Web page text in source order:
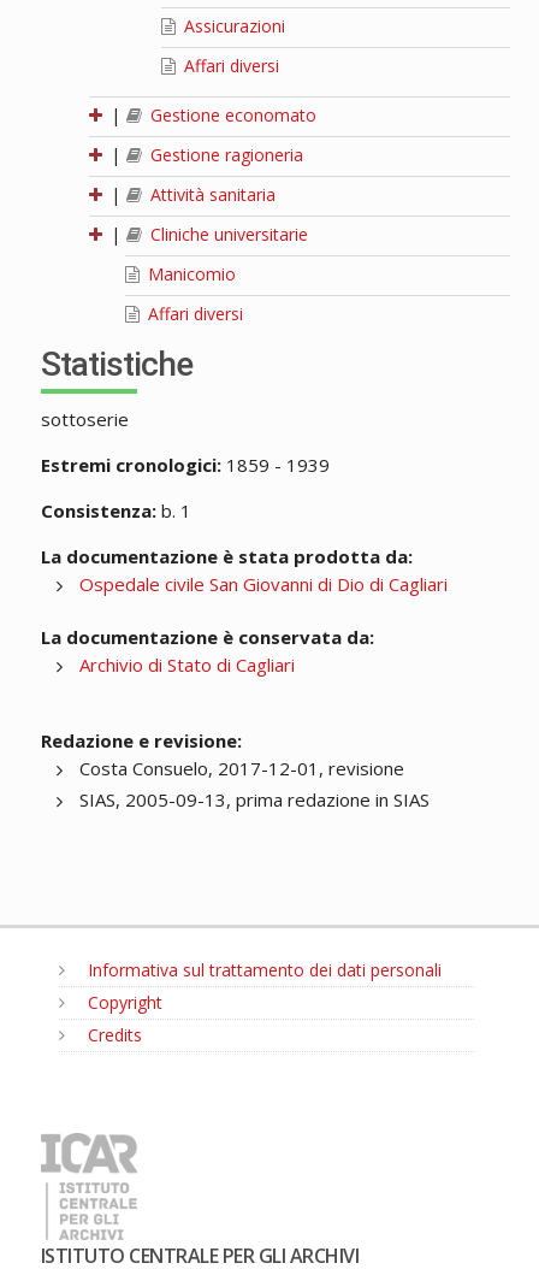
Assicurazioni
Affari diversi
|
Gestione economato
|
Gestione ragioneria
|
Attività sanitaria
|
Cliniche universitarie
Manicomio
Affari diversi
Statistiche
sottoserie
Estremi cronologici:1859 - 1939
Consistenza:b. 1
La documentazione è stata prodotta da:
Ospedale civile San Giovanni di Dio di Cagliari
La documentazione è conservata da:
Archivio di Stato di Cagliari
Redazione e revisione:
Costa Consuelo, 2017-12-01, revisione
SIAS, 2005-09-13, prima redazione in SIAS
Informativa sul trattamento dei dati personali
Copyright
Credits
ISTITUTO CENTRALE PER GLI ARCHIVI